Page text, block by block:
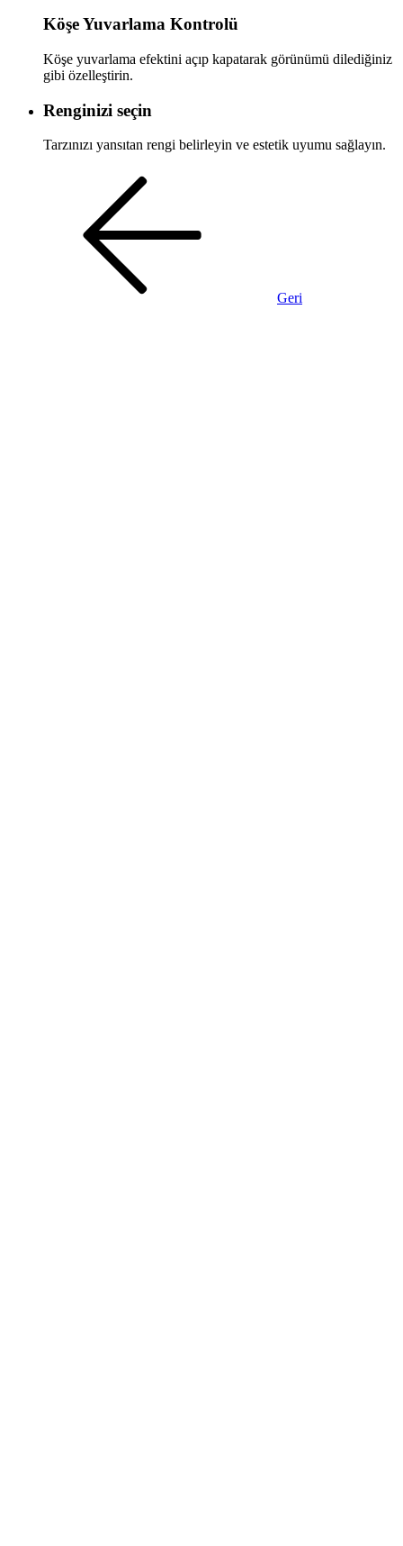
Köşe Yuvarlama Kontrolü
Köşe yuvarlama efektini açıp kapatarak görünümü dilediğiniz
gibi özelleştirin.
Renginizi seçin
Tarzınızı yansıtan rengi belirleyin ve estetik uyumu sağlayın.
Geri